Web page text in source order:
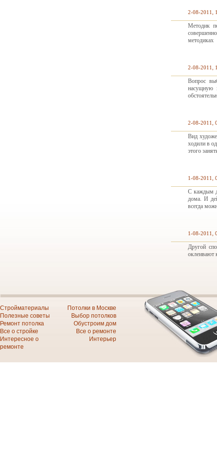
2-08-2011,
Методик
методиках
2-08-2011,
Вопрос
насущную
2-08-2011,
Вид
ходили в
этого
1-08-2011,
С каждым
дома. И
всегда
1-08-2011,
Другой
оклеивают
Стройматериалы
Полезные советы
Ремонт потолка
Все о стройке
Интересное о
ремонте
Потолки в Москве
Выбор потолков
Обустроим дом
Все о ремонте
Интерьер